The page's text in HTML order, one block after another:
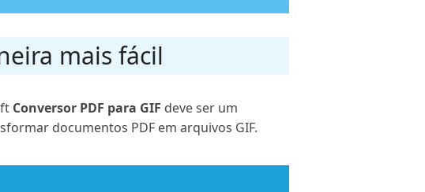
mais fácil
Conversor PDF para GIF deve ser um
documentos PDF em arquivos GIF.